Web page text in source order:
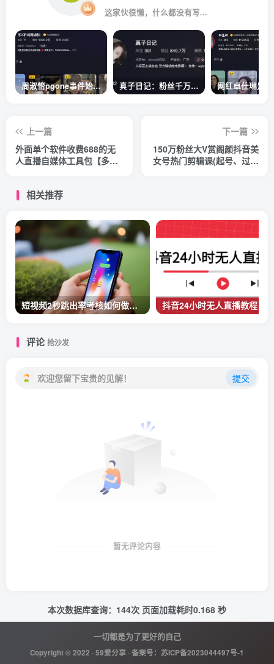
这家伙很懒，什么都没有写...
周淑怡pgone事件始末，周淑怡现状 真子日记：粉丝千万的真子日记是最懂反转的网红吗？
上一篇
外面单个软件收费688的无
人直播自媒体工具包【多种
下一篇
150万粉丝大V赏阁颜抖音美
女号热门剪辑课(起号、过原
相关推荐
短视频2秒跳出率考核如何做留存？
评论抢沙发
欢迎您留下宝贵的见解！ 提交
暂无评论内容
本次数据库查询：144次 页面加载耗时0.168 秒
一切都是为了更好的自己
Copyright © 2022 ·59爱分享 · 备案号： 苏ICP备2023044497号-1